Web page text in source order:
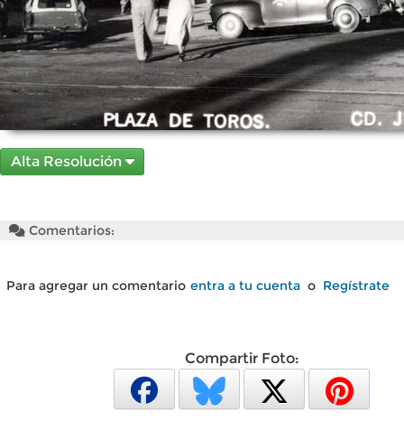
Alta Resolución
Comentarios:
Para agregar un comentario entra a tu cuenta o Regístrate
Compartir Foto: